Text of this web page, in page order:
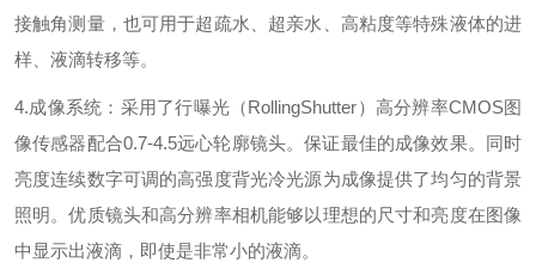
接触角测量，也可用于超疏水、超亲水、高粘度等特殊液体的进
样、液滴转移等。
4.成像系统：采用了行曝光（RollingShutter）高分辨率CMOS图
像传感器配合0.7-4.5远心轮廓镜头。保证最佳的成像效果。同时
亮度连续数字可调的高强度背光冷光源为成像提供了均匀的背景
照明。优质镜头和高分辨率相机能够以理想的尺寸和亮度在图像
中显示出液滴，即使是非常小的液滴。